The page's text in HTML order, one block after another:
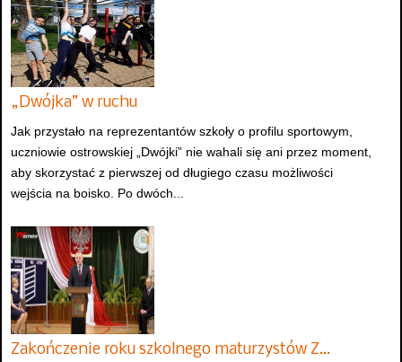
„Dwójka” w ruchu
Jak przystało na reprezentantów szkoły o profilu sportowym,
uczniowie ostrowskiej „Dwójki” nie wahali się ani przez moment,
aby skorzystać z pierwszej od długiego czasu możliwości
wejścia na boisko. Po dwóch...
Zakończenie roku szkolnego maturzystów Z…